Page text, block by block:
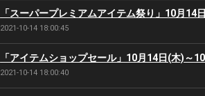
「スーパープレミアムアイテム祭り」10月14
2021-10-14 18:00:45
「アイテムショップセール」10月14日(木)～
2021-10-14 18:00:40